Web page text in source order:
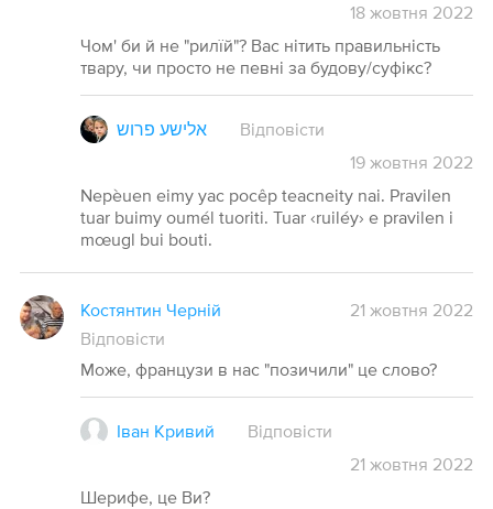
18жовтня 2022
Чом' би й не "рилїй"? Вас нітить правильність
твару, чи просто не певні за будову/суфікс?
אלישע פרוש
Відповісти
19жовтня 2022
Nepèuen eimy yac pocêp teacneity nai. Pravilen
tuar buimy oumél tuoriti. Tuar ‹ruiléy› e pravilen i
mœugl bui bouti.
Костянтин Черній
21 жовтня 2022
Відповісти
Може, французи в нас "позичили" це слово?
Іван Кривий
Відповісти
21жовтня 2022
Шерифе, це Ви?